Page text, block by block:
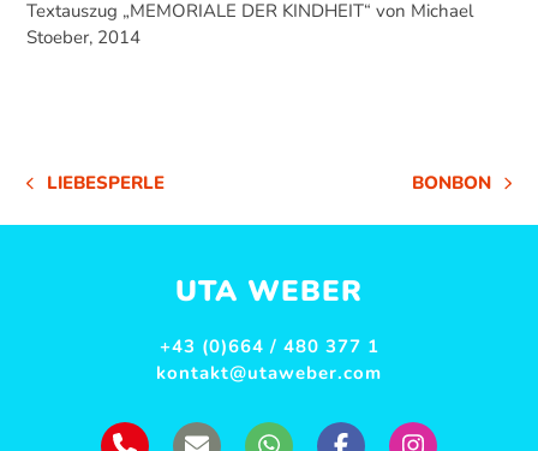
Textauszug „MEMORIALE DER KINDHEIT“ von Michael
Stoeber, 2014
VORHERIGER
BEITRAG:
LIEBESPERLE
NÄCHSTER
BEITRAG:
BONBON
UTA WEBER
+43 (0)664 / 480 377 1
kontakt@utaweber.com